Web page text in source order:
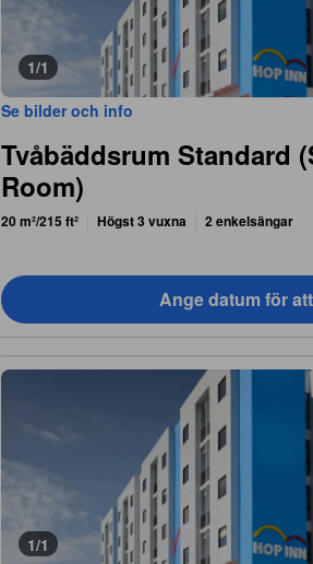
1/1
Se bilder och info
Tvåbäddsrum Standard
Room)
20 m²/215 ft² Högst 3 vuxna 2 enkelsängar
Ange datum för
1/1